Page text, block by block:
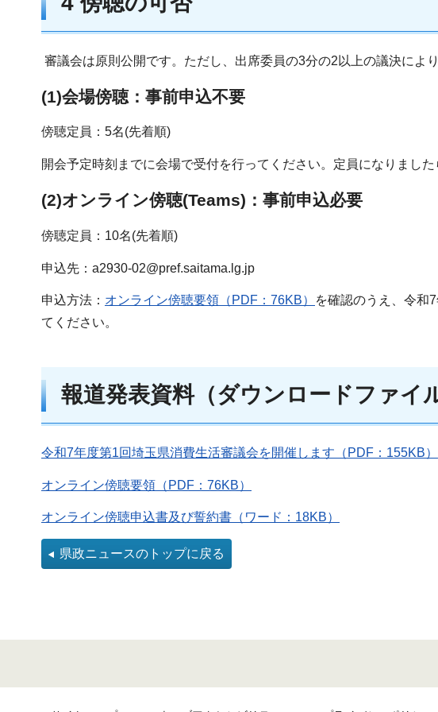
審議会は原則公開です。ただし、出席委員の3分の2以上の議決によ
(1)会場傍聴：事前申込不要
傍聴定員：5名(先着順)
開会予定時刻までに会場で受付を行ってください。定員になりました
(2)オンライン傍聴(Teams)：事前申込必要
傍聴定員：10名(先着順)
申込先：a2930-02@pref.saitama.lg.jp
申込方法： オンライン傍聴要領（PDF：76KB） を確認のうえ、令和
てください。
報道発表資料（ダウンロードファイ
令和7年度第1回埼玉県消費生活審議会を開催します（PDF：155KB）
オンライン傍聴要領（PDF：76KB）
オンライン傍聴申込書及び誓約書（ワード：18KB）
県政ニュースのトップに戻る